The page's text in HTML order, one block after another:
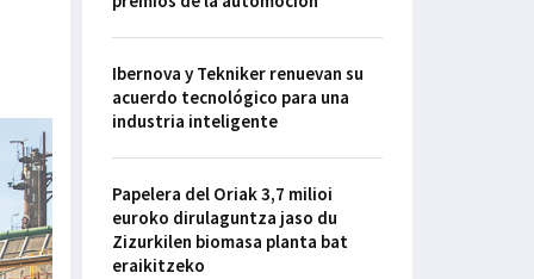
Ibernova y Tekniker renuevan su
acuerdo tecnológico para una
industria inteligente
Papelera del Oriak 3,7 milioi
euroko dirulaguntza jaso du
Zizurkilen biomasa planta bat
eraikitzeko